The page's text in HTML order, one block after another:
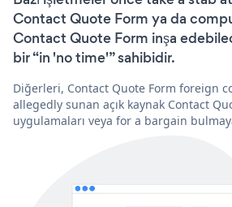
Contact Quote Form ya da
Contact Quote Form inşa
bir “in 'no time'” sahibidir.
Diğerleri, Contact Quote Form foreign
allegedly sunan açık kaynak Contact
uygulamaları veya for a bargain